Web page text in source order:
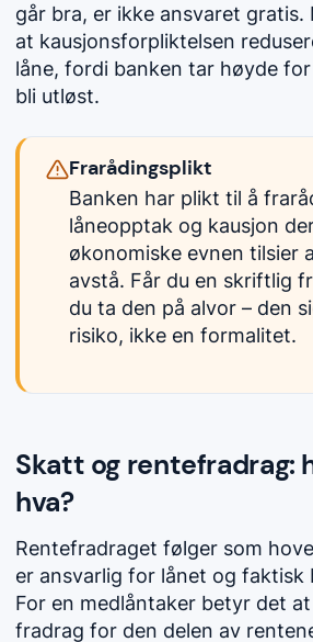
går bra, er ikke ansvaret gratis.
at kausjonsforpliktelsen
låne, fordi banken tar høyde
bli utløst.
Frarådingsplikt
Banken har plikt til å
låneopptak og kausjon
økonomiske evnen tilsier
avstå. Får du en skriftlig
du ta den på alvor – den
risiko, ikke en formalitet.
Skatt og rentefradrag:
hva?
Rentefradraget følger som
er ansvarlig for lånet og faktisk
For en medlåntaker betyr det
fradrag for den delen av